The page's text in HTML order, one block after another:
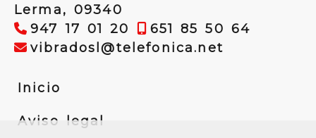
Lerma,09340
947 17 01 20
651 85 50 64
vibradosl
telefonica.netvibradosl
Inicio
Aviso legal